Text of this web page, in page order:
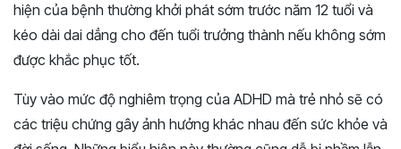
hiện của bệnh thường khởi phát sớm trước năm 12 tuổi và
kéo dài dai dẳng cho đến tuổi trưởng thành nếu không sớm
được khắc phục tốt.
Tùy vào mức độ nghiêm trọng của ADHD mà trẻ nhỏ sẽ có
các triệu chứng gây ảnh hưởng khác nhau đến sức khỏe và